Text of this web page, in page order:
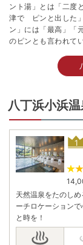
ント湯」とは「二度
津で ピンと出した
ン」には「最高」「
のピンとも言われてい
八丁浜小浜
天然温泉をたのし
ーチロケーション
と時を！